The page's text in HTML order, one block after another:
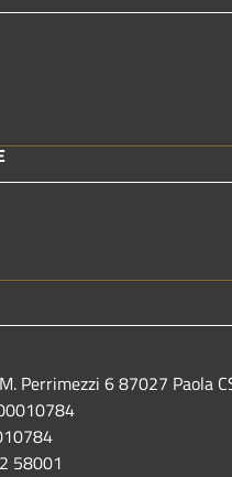
Perrimezzi 6 87027 Paola
58001